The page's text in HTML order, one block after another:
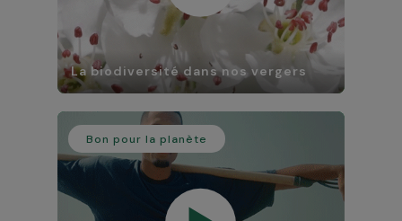
La biodiversité dans nos vergers
Bon pour la planète